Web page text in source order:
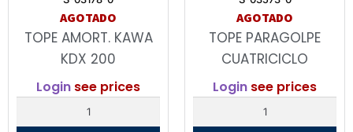
AGOTADO
TOPE AMORT. KAWA
KDX 200
Login see prices
AGOTADO
TOPE PARAGOLPE
CUATRICICLO
Login see prices